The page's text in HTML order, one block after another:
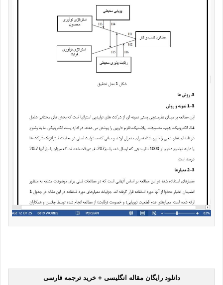
دانلود رایگان مقاله انگلیسی + خرید ترجمه فارسی